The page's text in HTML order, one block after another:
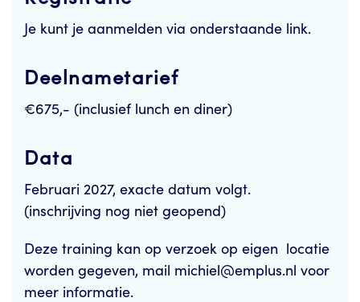
Je kunt je aanmelden via onderstaande link.
Deelnametarief
€675,- (inclusief lunch en diner)
Data
Februari 2027, exacte datum volgt.
(inschrijving nog niet geopend)
Deze training kan op verzoek op eigen locatie
worden gegeven, mail michiel@emplus.nl voor
meer informatie.